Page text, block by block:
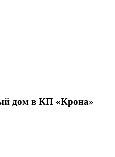
дом в КП «Крона»